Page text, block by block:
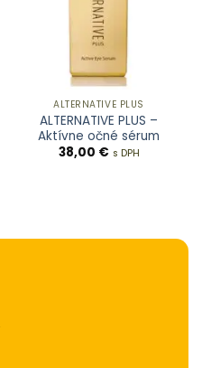
ALTERNATIVE PLUS
ALTERNATIVE PLUS –
Aktívne očné sérum
38,00 € s DPH